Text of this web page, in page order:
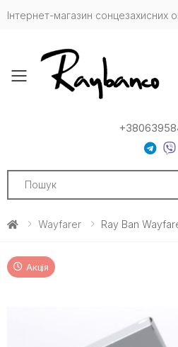
Інтернет-магазин сонцезахисних
Toggle mobile
Search
Wayfarer Ray Ban
Акція